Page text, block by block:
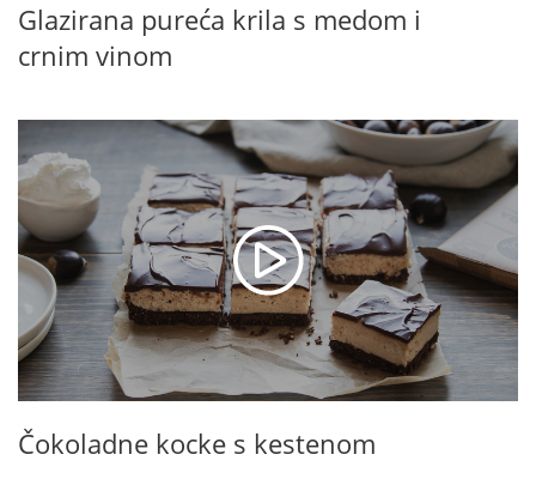
Glazirana pureća krila s medom i
crnim vinom
Čokoladne kocke s kestenom